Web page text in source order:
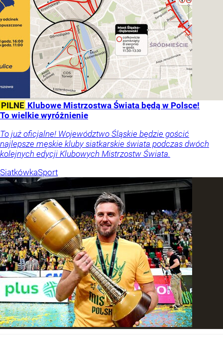
PILNE Klubowe Mistrzostwa Świata będą w Polsce!
To wielkie wyróżnienie
To już oficjalne! Województwo Śląskie będzie gościć
najlepsze męskie kluby siatkarskie świata podczas dwóch
kolejnych edycji Klubowych Mistrzostw Świata.
SiatkówkaSport